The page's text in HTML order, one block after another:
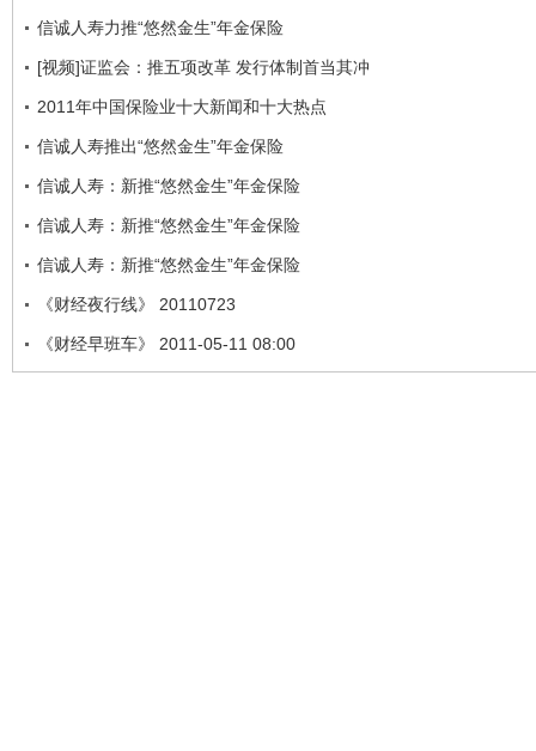
信诚人寿力推“悠然金生”年金保险
[视频]证监会：推五项改革 发行体制首当其冲
2011年中国保险业十大新闻和十大热点
信诚人寿推出“悠然金生”年金保险
信诚人寿：新推“悠然金生”年金保险
信诚人寿：新推“悠然金生”年金保险
信诚人寿：新推“悠然金生”年金保险
《财经夜行线》 20110723
《财经早班车》 2011-05-11 08:00